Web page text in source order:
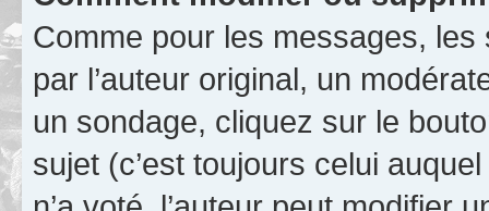
Comme pour les messages,
par l’auteur original, un
un sondage, cliquez sur le
sujet (c’est toujours celui